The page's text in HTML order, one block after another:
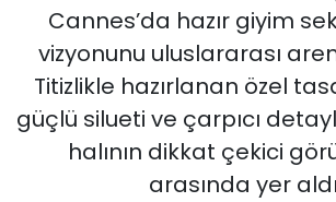
Cannes’da hazır giyim
vizyonunu uluslararası
Titizlikle hazırlanan özel
güçlü silueti ve çarpıcı
halının dikkat çekici
arasında yer